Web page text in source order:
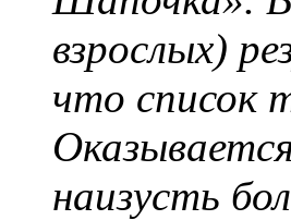
взрослых)
что список
наизусть